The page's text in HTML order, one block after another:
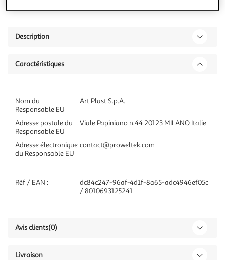
Description
Caractéristiques
Nom du
Responsable EU
Art Plast S.p.A.
Adresse postale du
Responsable EU
Viale Papiniano n.44 20123 MILANO Italie
Adresse électronique
du Responsable EU
contact@proweltek.com
Réf / EAN :
dc84c247-96af-4d1f-8a65-adc4946ef05c
/ 8010693125241
Avis clients(0)
Livraison